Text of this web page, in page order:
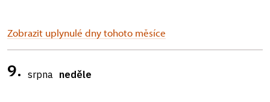
Zobrazit uplynulé dny tohoto měsíce
9. srpna neděle